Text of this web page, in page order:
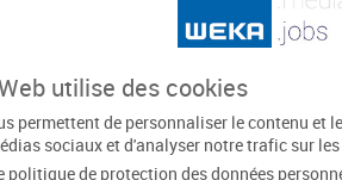
utilise des cookies
permettent de personnaliser le contenu et
sociaux et d'analyser notre trafic sur les
politique de protection des données